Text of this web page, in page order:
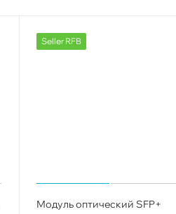
Seller RFB
Модуль оптический SFP+